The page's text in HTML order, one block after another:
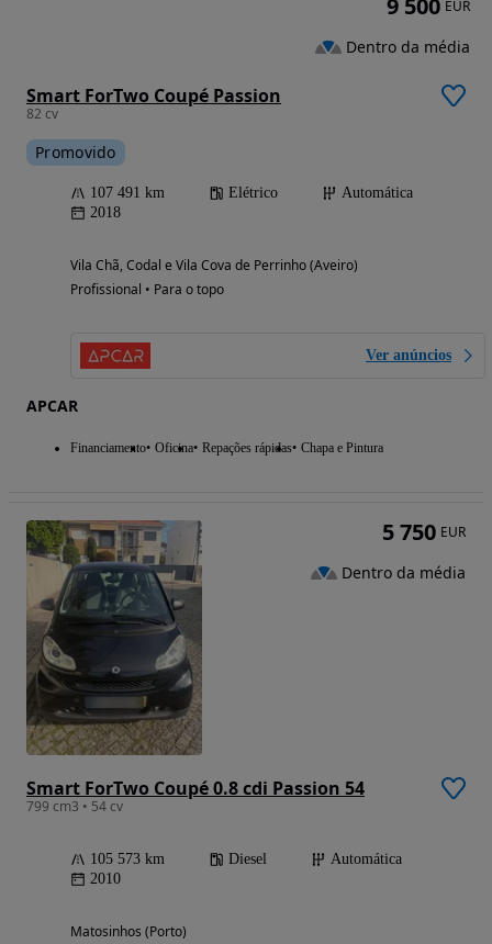
Smart ForTwo Coupé Passion
82 cv
Promovido
107 491 km Elétrico
Automática
2018
Vila Chã, Codal e Vila Cova de Perrinho (Aveiro)
Profissional • Para o topo
Ver anúncios
APCAR
Financiamento Oficina Repações rápidas Chapa e Pintura
9 500 EUR
Dentro da média
Smart ForTwo Coupé 0.8 cdi Passion 54
799 cm3 • 54 cv
105 573 km Diesel
Automática
2010
Matosinhos (Porto)
5 750 EUR
Dentro da média